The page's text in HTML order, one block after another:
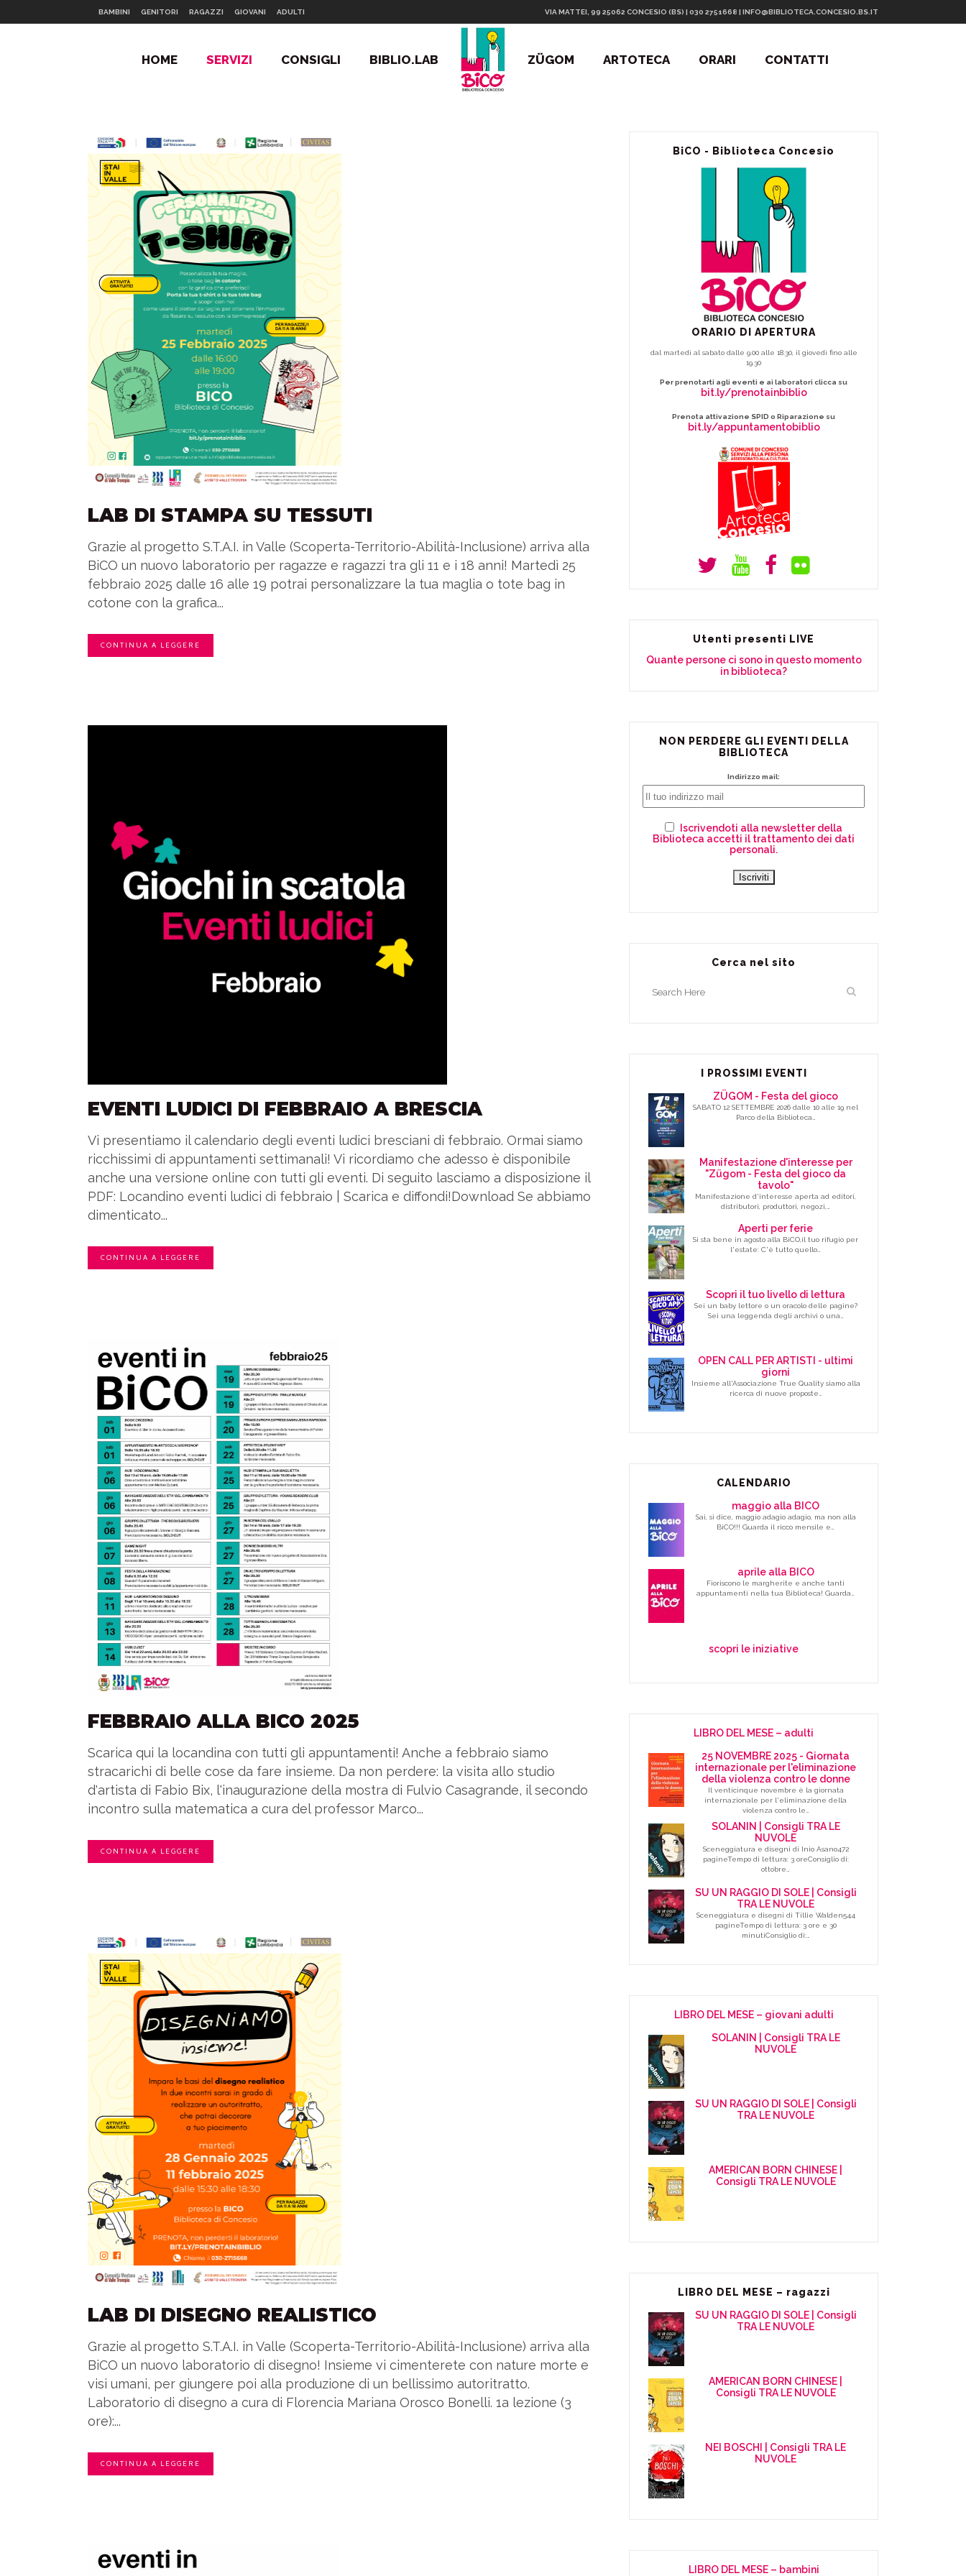
BAMBINI GENITORI RAGAZZI GIOVANI ADULTI VIA MATTEI, 99 25062 CONCESIO (BS) | 030 2751668 | INFO@BIBLIOTECA.CONCESIO.BS.IT
HOME SERVIZI CONSIGLI BIBLIO.LAB ZÜGOM ARTOTECA ORARI CONTATTI
LAB DI STAMPA SU TESSUTI
Grazie al progetto S.T.A.I. in Valle (Scoperta-Territorio-Abilità-Inclusione) arriva alla
BiCO un nuovo laboratorio per ragazze e ragazzi tra gli 11 e i 18 anni! Martedì 25
febbraio 2025 dalle 16 alle 19 potrai personalizzare la tua maglia o tote bag in
cotone con la grafica...
CONTINUA A LEGGERE
EVENTI LUDICI DI FEBBRAIO A BRESCIA
Vi presentiamo il calendario degli eventi ludici bresciani di febbraio. Ormai siamo
ricchissimi di appuntamenti settimanali! Vi ricordiamo che adesso è disponibile
anche una versione online con tutti gli eventi. Di seguito lasciamo a disposizione il
PDF: Locandino eventi ludici di febbraio | Scarica e diffondi!Download Se abbiamo
dimenticato...
CONTINUA A LEGGERE
FEBBRAIO ALLA BICO 2025
Scarica qui la locandina con tutti gli appuntamenti! Anche a febbraio siamo
stracarichi di belle cose da fare insieme. Da non perdere: la visita allo studio
d'artista di Fabio Bix, l'inaugurazione della mostra di Fulvio Casagrande, il secondo
incontro sulla matematica a cura del professor Marco...
CONTINUA A LEGGERE
LAB DI DISEGNO REALISTICO
Grazie al progetto S.T.A.I. in Valle (Scoperta-Territorio-Abilità-Inclusione) arriva alla
BiCO un nuovo laboratorio di disegno! Insieme vi cimenterete con nature morte e
visi umani, per giungere poi alla produzione di un bellissimo autoritratto.
Laboratorio di disegno a cura di Florencia Mariana Orosco Bonelli. 1a lezione (3
ore):...
CONTINUA A LEGGERE
BiCO - Biblioteca Concesio
ORARIO DI APERTURA
dal martedì al sabato dalle 9.00 alle 18.30, il giovedì fino alle
19.30
Per prenotarti agli eventi e ai laboratori clicca su
bit.ly/prenotainbiblio
Prenota attivazione SPID o Riparazione su
bit.ly/appuntamentobiblio
Utenti presenti LIVE
Quante persone ci sono in questo momento
in biblioteca?
NON PERDERE GLI EVENTI DELLA
BIBLIOTECA
Indirizzo mail:
Iscrivendoti alla newsletter della
Biblioteca accetti il trattamento dei dati
personali.
Cerca nel sito
I PROSSIMI EVENTI
ZÜGOM - Festa del gioco
SABATO 12 SETTEMBRE 2026 dalle 10 alle 19 nel
Parco della Biblioteca…
Manifestazione d'interesse per
"Zügom - Festa del gioco da
tavolo"
Manifestazione d'interesse aperta ad editori,
distributori, produttori, negozi,…
Aperti per ferie
Si sta bene in agosto alla BiCO,il tuo rifugio per
l'estate: C'è tutto quello…
Scopri il tuo livello di lettura
Sei un baby lettore o un oracolo delle pagine?
Sei una leggenda degli archivi o una…
OPEN CALL PER ARTISTI - ultimi
giorni
Insieme all'Associazione True Quality siamo alla
ricerca di nuove proposte…
CALENDARIO
maggio alla BICO
Sai, si dice, maggio adagio adagio, ma non alla
BiCO!!! Guarda il ricco mensile e…
aprile alla BICO
Fioriscono le margherite e anche tanti
appuntamenti nella tua Biblioteca! Guarda…
scopri le iniziative
LIBRO DEL MESE – adulti
25 NOVEMBRE 2025 - Giornata
internazionale per l'eliminazione
della violenza contro le donne
Il venticinque novembre è la giornata
internazionale per l'eliminazione della
violenza contro le…
SOLANIN | Consigli TRA LE
NUVOLE
Sceneggiatura e disegni di Inio Asano472
pagineTempo di lettura: 3 oreConsiglio di:
ottobre…
SU UN RAGGIO DI SOLE | Consigli
TRA LE NUVOLE
Sceneggiatura e disegni di Tillie Walden544
pagineTempo di lettura: 3 ore e 30
minutiConsiglio di:…
LIBRO DEL MESE – giovani adulti
SOLANIN | Consigli TRA LE
NUVOLE
SU UN RAGGIO DI SOLE | Consigli
TRA LE NUVOLE
AMERICAN BORN CHINESE |
Consigli TRA LE NUVOLE
LIBRO DEL MESE – ragazzi
SU UN RAGGIO DI SOLE | Consigli
TRA LE NUVOLE
AMERICAN BORN CHINESE |
Consigli TRA LE NUVOLE
NEI BOSCHI | Consigli TRA LE
NUVOLE
LIBRO DEL MESE – bambini